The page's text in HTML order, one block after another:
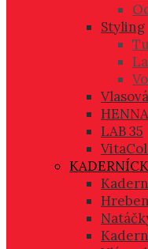
Styling
LAB 35